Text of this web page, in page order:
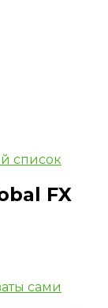
список
FX
сами